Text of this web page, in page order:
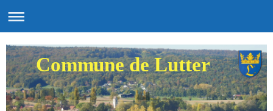
Commune de Lutter